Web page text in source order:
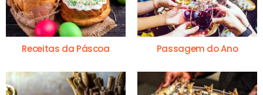
Receitas da Páscoa Passagem do Ano